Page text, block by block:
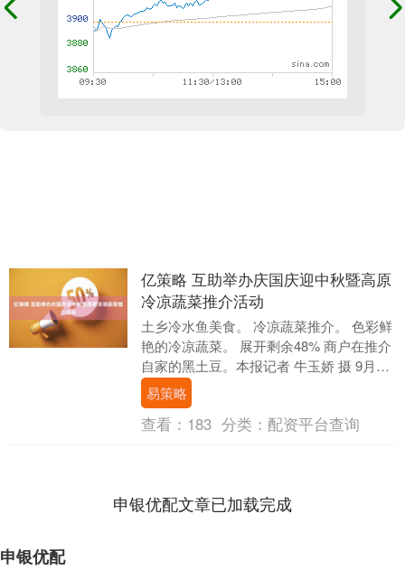
亿策略 互助举办庆国庆迎中秋暨高原
冷凉蔬菜推介活动
土乡冷水鱼美食。 冷凉蔬菜推介。 色彩鲜
艳的冷凉蔬菜。 展开剩余48% 商户在推介
自家的黑土豆。本报记者 牛玉娇 摄 9月28
日，海东市互助土族自治县台子乡、南....
易策略
查看： 183 分类： 配资平台查询
申银优配文章已加载完成
申银优配